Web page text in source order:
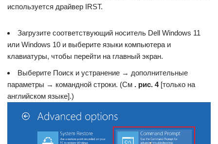
используется драйвер IRST.
Загрузите соответствующий носитель Dell Windows 11
или Windows 10 и выберите языки компьютера и
клавиатуры, чтобы перейти на главный экран.
Выберите Поиск и устранение → дополнительные
параметры → командной строки. (См . рис. 4[только на
английском языке].)